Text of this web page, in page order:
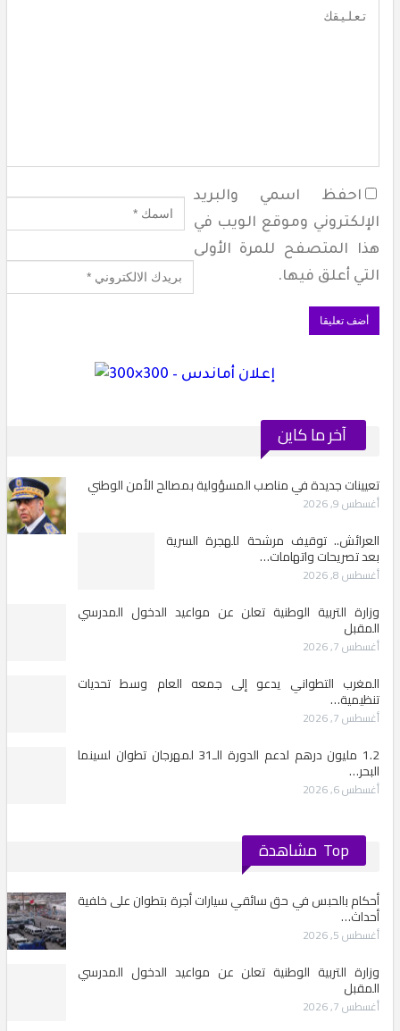
احفظ اسمي والبريد
وموقع الويب في
المتصفح للمرة الأولى
أعلق فيها.
آخر ما كاين
جديدة في مناصب المسؤولية بمصالح الأمن الوطني
9, 2026
توقيف مرشحة للهجرة السرية
تصريحات واتهامات…
8, 2026
التربية الوطنية تعلن عن مواعيد الدخول المدرسي
7, 2026
التطواني يدعو إلى جمعه العام وسط تحديات
7, 2026
1.2 مليون درهم لدعم الدورة الـ31 لمهرجان تطوان لسينما
6, 2026
Top مشاهدة
بالحبس في حق سائقي سيارات أجرة بتطوان على خلفية
5, 2026
التربية الوطنية تعلن عن مواعيد الدخول المدرسي
7, 2026